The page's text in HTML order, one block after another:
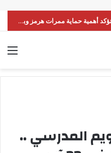
السعودية ومصر وتركيا وباكستان تؤكد أهمية حماية ممرات هرمز وباب المندب
المدرسي ..